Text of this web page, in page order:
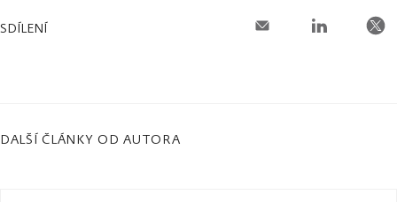
SDÍLENÍ
DALŠÍ ČLÁNKY OD AUTORA